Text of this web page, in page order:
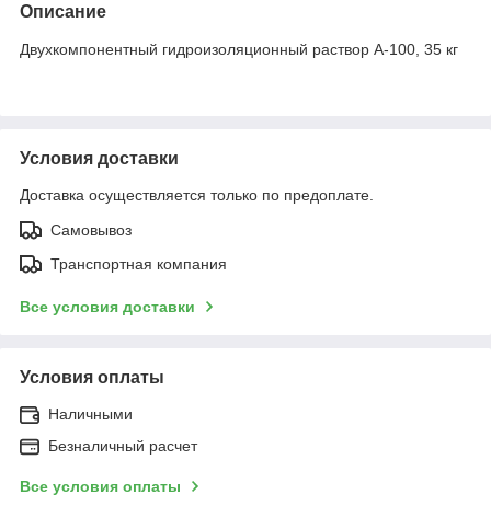
Описание
Двухкомпонентный гидроизоляционный раствор А-100, 35 кг
Условия доставки
Доставка осуществляется только по предоплате.
Самовывоз
Транспортная компания
Все условия доставки
Условия оплаты
Наличными
Безналичный расчет
Все условия оплаты